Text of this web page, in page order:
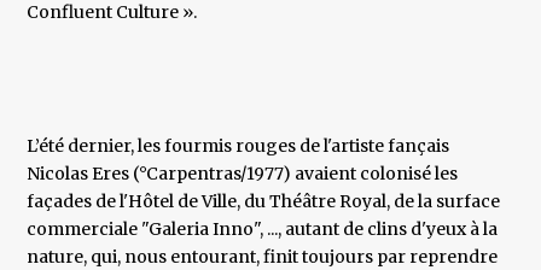
Confluent Culture ».
L’été dernier, les fourmis rouges de l'artiste fançais
Nicolas Eres (°Carpentras/1977) avaient colonisé les
façades de l'Hôtel de Ville, du Théâtre Royal, de la surface
commerciale "Galeria Inno", ..., autant de clins d'yeux à la
nature, qui, nous entourant, finit toujours par reprendre